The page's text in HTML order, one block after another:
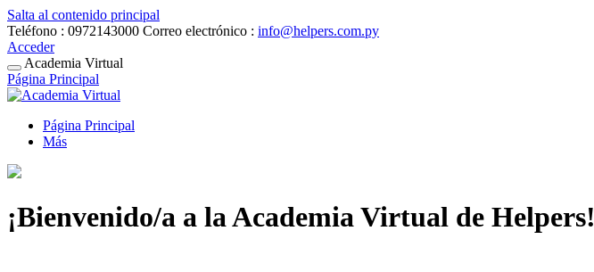
Salta al contenido principal
Teléfono : 0972143000 Correo electrónico : info@helpers.com.py
Acceder
Academia Virtual
Página Principal
Página Principal
Más
¡Bienvenido/a a la Academia Virtual de Helpers!